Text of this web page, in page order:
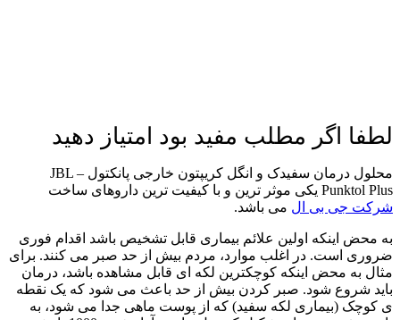
لطفا اگر مطلب مفید بود امتیاز دهید
محلول درمان سفیدک و انگل کریپتون خارجی پانکتول – JBL
Punktol Plus یکی موثر ترین و با کیفیت ترین داروهای ساخت
شرکت جی بی ال می باشد.
به محض اینکه اولین علائم بیماری قابل تشخیص باشد اقدام فوری
ضروری است. در اغلب موارد، مردم بیش از حد صبر می کنند. برای
مثال به محض اینکه کوچکترین لکه ای قابل مشاهده باشد، درمان
باید شروع شود. صبر کردن بیش از حد باعث می شود که یک نقطه
ی کوچک (بیماری لکه سفید) که از پوست ماهی جدا می شود، به